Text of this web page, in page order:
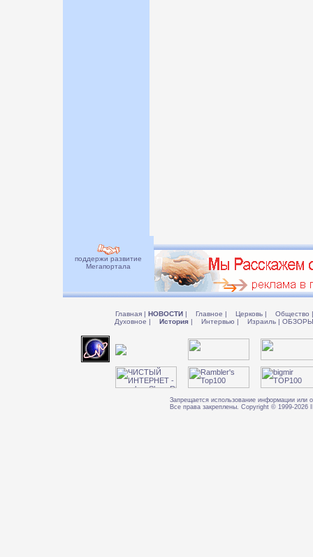
поддержи развитие
Мегапортала
Главная | НОВОСТИ | Главное | Церковь | Общество |
Духовное | История | Интервью | Израиль |
Запрещается использование информации или
Все права закреплены. Copyright © 1999-